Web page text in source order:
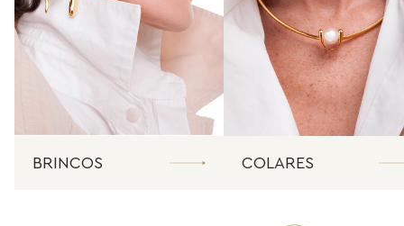
BRINCOS COLARES